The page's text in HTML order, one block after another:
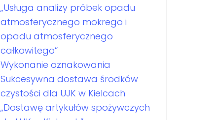
„Usługa analizy próbek opadu
atmosferycznego mokrego i
opadu atmosferycznego
całkowitego”
Wykonanie oznakowania
Sukcesywna dostawa środków
czystości dla UJK w Kielcach
„Dostawę artykułów spożywczych